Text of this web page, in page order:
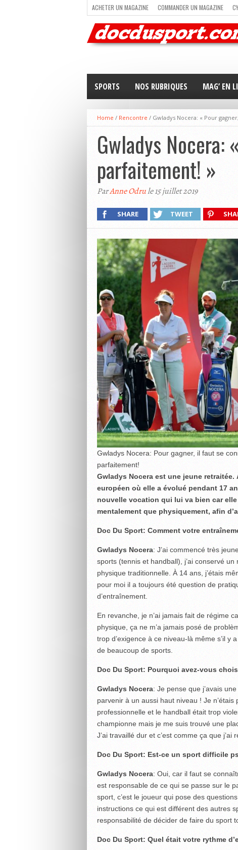
ACHETER UN MAGAZINE COMMANDER UN MAGAZINE
TRAIL RUNNING
TRIATHLON VOILE NEWSLETTER
SPORTS NOS RUBRIQUES MAG’ EN
Home / Rencontre / Gwladys Nocera: « Pour
Gwladys Nocera:
parfaitement! »
ParAnne Odrule 15 juillet 2019
SHARE TWEET
Gwladys Nocera: Pour gagner, il faut se
parfaitement!
Gwladys Nocera est une jeune
européen où elle a évolué pendant 17
nouvelle vocation qui lui va bien car
mentalement que physiquement, afin
Doc Du Sport: Comment votre
Gwladys Nocera: J’ai commencé très
sports (tennis et handball), j’ai conservé
physique traditionnelle. À 14 ans, j’étais
pour moi il a toujours été question de
d’entraînement.
En revanche, je n’ai jamais fait de régime
physique, ça ne m’a jamais posé de
trop d’exigence à ce niveau-là même s’il y
de beaucoup de sports.
Doc Du Sport: Pourquoi avez-vous
Gwladys Nocera: Je pense que j’avais
parvenir à un aussi haut niveau ! Je
professionnelle et le handball était trop
championne mais je me suis trouvé une
J’ai travaillé dur et c’est comme ça que j’ai
Doc Du Sport: Est-ce un sport difficile
Gwladys Nocera: Oui, car il faut se
est responsable de ce qui se passe sur le
sport, c’est le joueur qui pose des
instructions ce qui est différent des autres
responsabilité de décider de faire du sport
Doc Du Sport: Quel était votre rythme